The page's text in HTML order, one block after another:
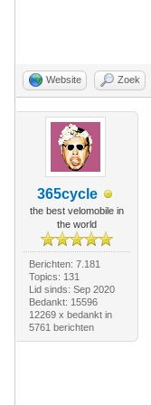
Website Zoek
365cycle
the best velomobile in
the world
Berichten: 7.181
Topics: 131
Lid sinds: Sep 2020
Bedankt: 15596
12269 x bedankt in
5761 berichten